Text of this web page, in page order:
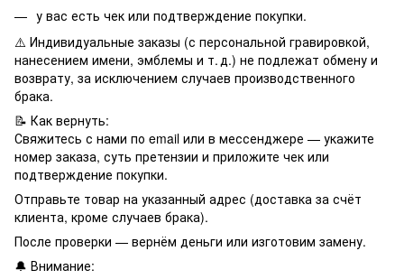
у вас есть чек или подтверждение покупки.
⚠️ Индивидуальные заказы (с персональной гравировкой,
нанесением имени, эмблемы и т. д.) не подлежат обмену и
возврату, за исключением случаев производственного
брака.
📝 Как вернуть:
Свяжитесь с нами по email или в мессенджере — укажите
номер заказа, суть претензии и приложите чек или
подтверждение покупки.
Отправьте товар на указанный адрес (доставка за счёт
клиента, кроме случаев брака).
После проверки — вернём деньги или изготовим замену.
🔔 Внимание: